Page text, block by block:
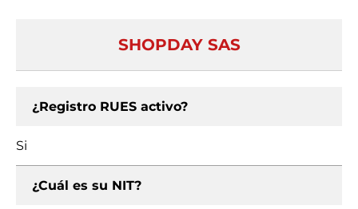
SHOPDAY SAS
¿Registro RUES activo?
Si
¿Cuál es su NIT?